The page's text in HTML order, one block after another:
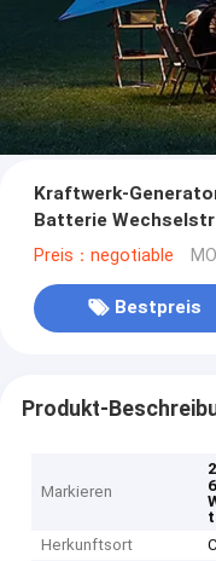
Kraftwerk-
Batterie
Notfall
Preis：negotiable
Bestpreis
Produkt-
Markieren
Herkunftsort